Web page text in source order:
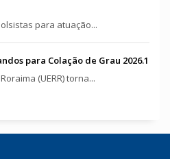
para atuação...
para Colação de Grau 2026.1
(UERR) torna...